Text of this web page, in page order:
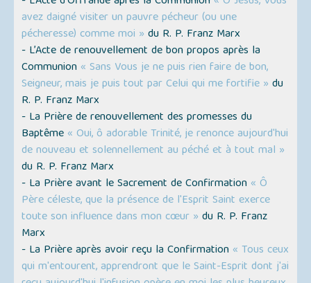
avez daigné visiter un pauvre pécheur (ou une
pécheresse) comme moi » du R. P. Franz Marx
- L’Acte de renouvellement de bon propos après la
Communion « Sans Vous je ne puis rien faire de bon,
Seigneur, mais je puis tout par Celui qui me fortifie » du
R. P. Franz Marx
- La Prière de renouvellement des promesses du
Baptême « Oui, ô adorable Trinité, je renonce aujourd'hui
de nouveau et solennellement au péché et à tout mal »
du R. P. Franz Marx
- La Prière avant le Sacrement de Confirmation « Ô
Père céleste, que la présence de l'Esprit Saint exerce
toute son influence dans mon cœur » du R. P. Franz
Marx
- La Prière après avoir reçu la Confirmation « Tous ceux
qui m'entourent, apprendront que le Saint-Esprit dont j'ai